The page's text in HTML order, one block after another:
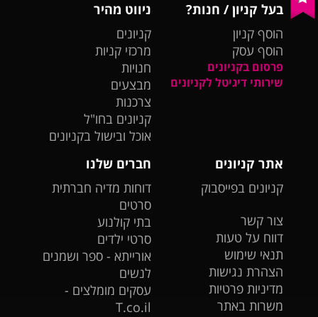
בעל קניון / חנות?
הוסף קניון
הוסף עסק
פרסום בקניונים
שירותי דיגיטל לקניונים
ניווט מהיר
קניונים
מרכזי קניות
חנויות
מבצעים
צרכנות
קניונים בחו"ל
אוכל ובישול בקניונים
אתר קניונים
קניונים בפייסבוק
צור קשר
דווח על טעות
תנאי שימוש
הצהרת נגישות
מדיניות פרטיות
משרות באתר
חברים שלנו
דוחות מדיה חברתית
סרטים
בתי קולנוע
סרטי ילדים
אורייתא - ספר ושמנים
לנשים
עסקים מומלצים -
T.co.il